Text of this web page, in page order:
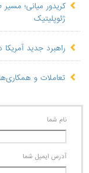
​کریدور میانی؛
ژئوپلیتیک
راهبرد جدید
تعاملات و
نام شما
آدرس ايميل شما